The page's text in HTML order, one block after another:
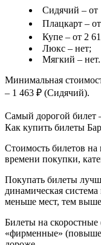
Сидячий – от
Плацкарт –
Купе – от 2
Люкс – нет;
Мягкий – нет.
Минимальная
– 1 463 ₽ (Сидячий).
Самый дорогой билет
Как купить билеты
Стоимость билетов на
времени покупки,
Покупать билеты
динамическая
меньше мест, тем
Билеты на скоростные
«фирменные»